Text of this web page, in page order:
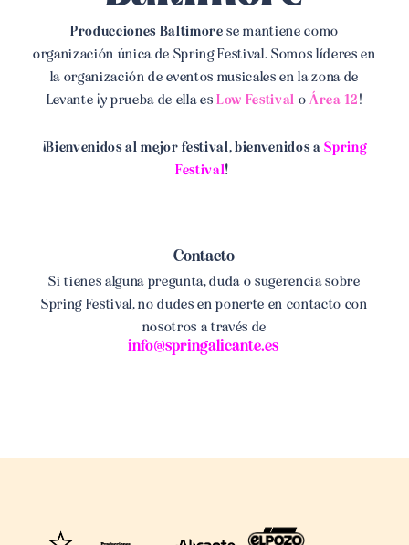
Producciones Baltimore se mantiene como
organización única de Spring Festival. Somos líderes en
la organización de eventos musicales en la zona de
Levante ¡y prueba de ella es Low Festival o Área 12!
¡Bienvenidos al mejor festival, bienvenidos aSpring
Festival!
Contacto
Si tienes alguna pregunta, duda o sugerencia sobre
Spring Festival, no dudes en ponerte en contacto con
nosotros a través de
info@springalicante.es